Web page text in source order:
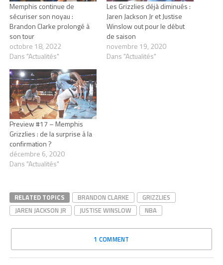
Memphis continue de
sécuriser son noyau :
Brandon Clarke prolongé à
son tour
octobre 18, 2022
Dans "Actualités"
Les Grizzlies déjà diminués :
Jaren Jackson Jr et Justise
Winslow out pour le début
de saison
novembre 19, 2020
Dans "Actualités"
Preview #17 – Memphis
Grizzlies : de la surprise à la
confirmation ?
décembre 6, 2020
Dans "Actualités"
RELATED TOPICS BRANDON CLARKE
GRIZZLIES
JAREN JACKSON JR
JUSTISE WINSLOW NBA
1 COMMENT